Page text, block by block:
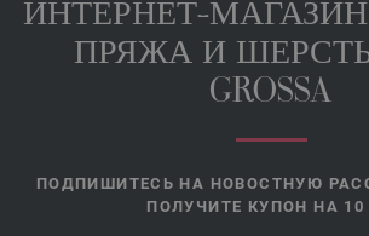
ИНТЕРНЕТ-
ПРЯЖА И ШЕРСТЬ
GROSSA
ПОДПИШИТЕСЬ НА НОВОСТНУЮ
ПОЛУЧИТЕ КУПОН НА 10